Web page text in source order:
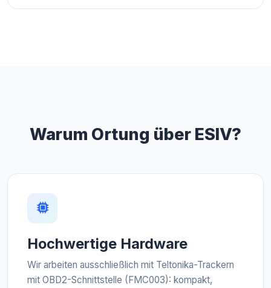
Warum Ortung über ESIV?
Hochwertige Hardware
Wir arbeiten ausschließlich mit Teltonika-Trackern
mit OBD2-Schnittstelle (FMC003): kompakt,